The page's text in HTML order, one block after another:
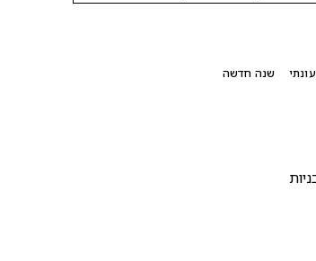
עונתי שנה חדשה